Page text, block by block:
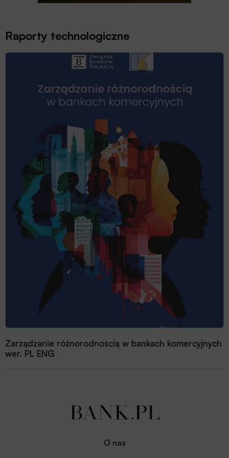
Raporty technologiczne
Zarządzanie różnorodnością w bankach komercyjnych
wer. PL ENG
O nas